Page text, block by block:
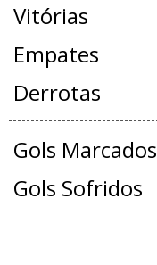
Vitórias
Empates
Derrotas
Gols Marcados
Gols Sofridos